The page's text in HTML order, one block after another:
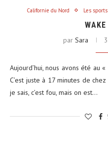
Californie du Nord Les
par Sara
Aujourd’hui, nous avons été au
C’est juste à 17 minutes de
je sais, c’est fou, mais on est…